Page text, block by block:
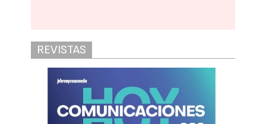
REVISTAS